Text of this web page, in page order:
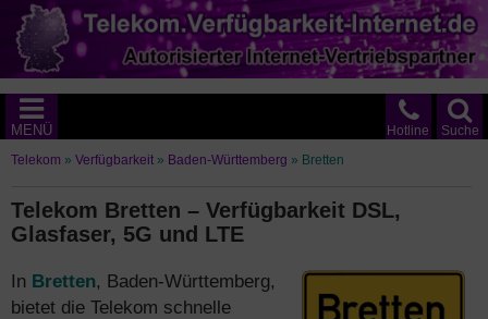
Suche
Hotline
MENÜ
Telekom » Verfügbarkeit » Baden-Württemberg » Bretten
Telekom Bretten – Verfügbarkeit DSL,
Glasfaser, 5G und LTE
In Bretten, Baden-Württemberg,
bietet die Telekom schnelle